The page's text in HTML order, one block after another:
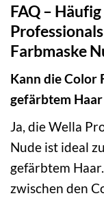
FAQ –
Farbmaske
Kann die Color
gefärbtem
Ja, die Wella
Nude ist ideal
gefärbtem
zwischen den